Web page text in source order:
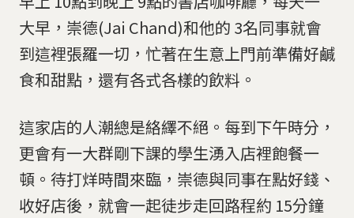
大早，崇德(Jai Chand)和他的 3名同事就會
到這裡張羅一切，忙著在生意上門前準備好鹹
食和甜點，還有各式各樣的飲料。
這家店的人潮總是絡繹不絕。每到下午時分，
更會有一大群剛下課的學生湧入店裡飽餐一
頓。待打烊時間來臨，崇德與同事在點好錢、
收好店後，就會一起徒步走回路程約 15分鐘